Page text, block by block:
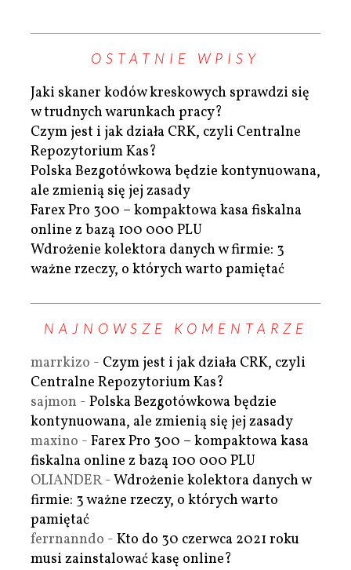
OSTATNIE WPISY
Jaki skaner kodów kreskowych sprawdzi się
w trudnych warunkach pracy?
Czym jest i jak działa CRK, czyli Centralne
Repozytorium Kas?
Polska Bezgotówkowa będzie kontynuowana,
ale zmienią się jej zasady
Farex Pro 300 – kompaktowa kasa fiskalna
online z bazą 100 000 PLU
Wdrożenie kolektora danych w firmie: 3
ważne rzeczy, o których warto pamiętać
NAJNOWSZE KOMENTARZE
marrkizo - Czym jest i jak działa CRK, czyli
Centralne Repozytorium Kas?
sajmon - Polska Bezgotówkowa będzie
kontynuowana, ale zmienią się jej zasady
maxino - Farex Pro 300 – kompaktowa kasa
fiskalna online z bazą 100 000 PLU
OLIANDER-Wdrożenie kolektora danych w
firmie: 3 ważne rzeczy, o których warto
pamiętać
ferrnanndo - Kto do 30 czerwca 2021 roku
musi zainstalować kasę online?